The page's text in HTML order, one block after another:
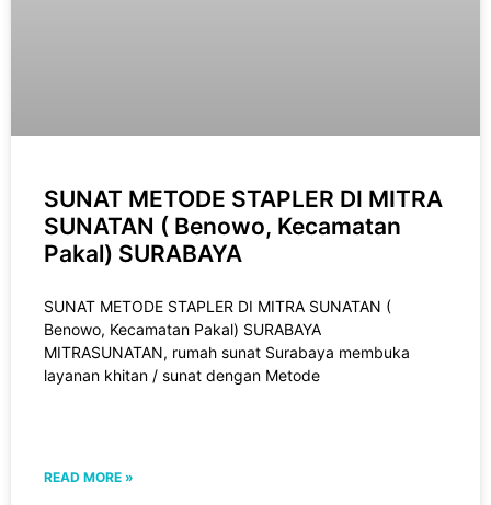
SUNAT METODE STAPLER DI MITRA
SUNATAN ( Benowo, Kecamatan
Pakal) SURABAYA
SUNAT METODE STAPLER DI MITRA SUNATAN (
Benowo, Kecamatan Pakal) SURABAYA
MITRASUNATAN, rumah sunat Surabaya membuka
layanan khitan / sunat dengan Metode
READ MORE »